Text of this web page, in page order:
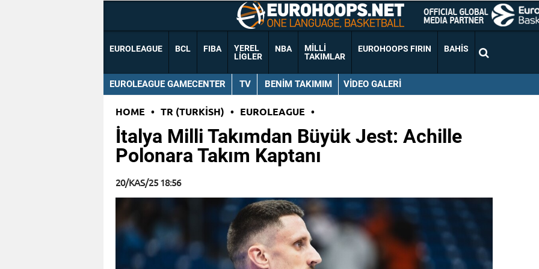
EUROLEAGUE BCL FIBA
YEREL
LIGLER
NBA
MILLI
TAKIMLAR
EUROHOOPS FIRIN BAHIS
EUROLEAGUE GAMECENTER TV BENIM TAKIMIM VIDEO GALERI
HOME • TR (TURKISH) • EUROLEAGUE •
İtalya Milli Takımdan Büyük Jest: Achille
Polonara Takım Kaptanı
20/KAS/25 18:56